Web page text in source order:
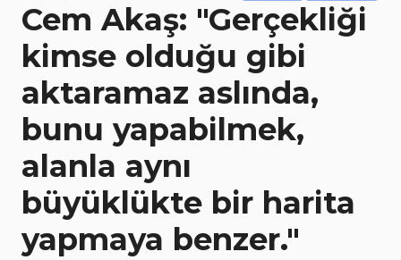
Cem Akaş: "Gerçekliği
kimse olduğu gibi
aktaramaz aslında,
bunu yapabilmek,
alanla aynı
büyüklükte bir harita
yapmaya benzer."